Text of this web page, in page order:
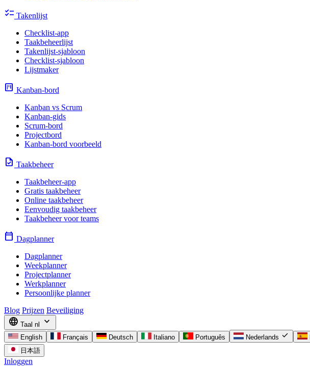
checklist Takenlijst
Checklist-app
Taakbeheerlijst
Takenlijst-sjabloon
Checklist-sjabloon
Lijstmaker
view_kanban Kanban-bord
Kanban vs Scrum
Kanban-gids
Scrum-bord
Projectbord
Kanban-bord voorbeeld
task Taakbeheer
Taakbeheer-app
Gratis taakbeheer
Online taakbeheer
Eenvoudig taakbeheer
Taakbeheer voor teams
calendar_today Dagplanner
Dagplanner
Weekplanner
Projectplanner
Werkplanner
Persoonlijke planner
Blog Prijzen Beveiliging
language Taal nl expand_more
English Français Deutsch Italiano Português Nederlands check
日本語
Inloggen